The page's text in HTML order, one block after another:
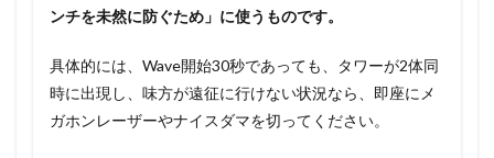
ンチを未然に防ぐため」に使うものです。
具体的には、Wave開始30秒であっても、タワーが2体同
時に出現し、味方が遠征に行けない状況なら、即座にメ
ガホンレーザーやナイスダマを切ってください。